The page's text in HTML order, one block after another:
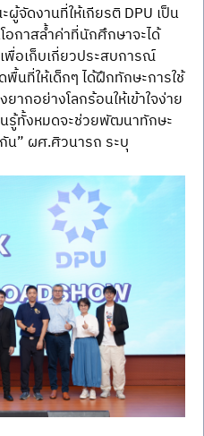
ดงานที่ให้เกียรติ DPU เป็น
อกาสล้ำค่าที่นักศึกษาจะได้
พื่อเก็บเกี่ยวประสบการณ์
นที่ให้เด็กๆ ได้ฝึกทักษะการใช้
ากอย่างโลกร้อนให้เข้าใจง่าย
รู้ทั้งหมดจะช่วยพัฒนาทักษะ
” ผศ.ศิวนารถ ระบุ